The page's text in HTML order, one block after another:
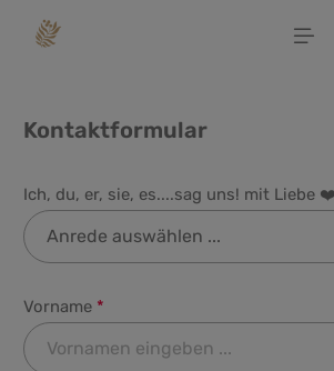
springen
Kontaktformular
Ich, du, er, sie, es....sag uns! mit Liebe
Vorname *